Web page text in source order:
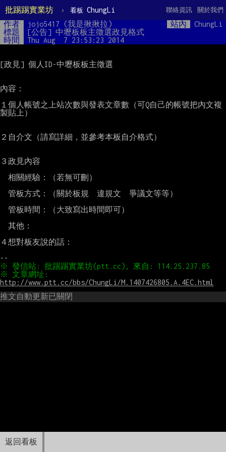
批踢踢實業坊 › 看板 ChungLi 關於我們
聯絡資訊
返回看板
作者 jojo5417 (我是揪揪拉) 站內
ChungLi
標題
[公告] 中壢板板主徵選政見格式
時間
Thu Aug  7 23:53:23 2014
[政見] 個人ID-中壢板板主徵選
內容：
１個人帳號之上站次數與發表文章數（可Q自己的帳號把內文複
製貼上）
２自介文（請寫詳細，並參考本板自介格式）
３政見內容
相關經驗：（若無可刪）
管板方式：（關於板規　違規文　爭議文等等）
管板時間：（大致寫出時間即可）
其他：
４想對板友說的話：
http://www.ptt.cc/bbs/ChungLi/M.1407426805.A.4EC.html
推文自動更新已關閉